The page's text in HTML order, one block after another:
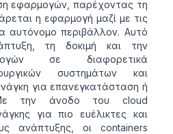
εφαρμογών, παρέχοντας τη
η εφαρμογή μαζί με τις
αυτόνομο περιβάλλον. Αυτό
τη δοκιμή και την
σε διαφορετικά
συστημάτων και
για επανεγκατάσταση ή
Με την άνοδο του cloud
για πιο ευέλικτες και
ανάπτυξης, οι containers